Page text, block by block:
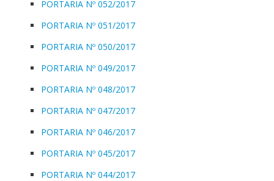
PORTARIA Nº 052/2017
PORTARIA Nº 051/2017
PORTARIA Nº 050/2017
PORTARIA Nº 049/2017
PORTARIA Nº 048/2017
PORTARIA Nº 047/2017
PORTARIA Nº 046/2017
PORTARIA Nº 045/2017
PORTARIA Nº 044/2017